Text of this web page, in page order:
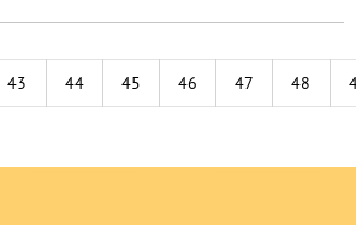
43 44 45 46 47 48